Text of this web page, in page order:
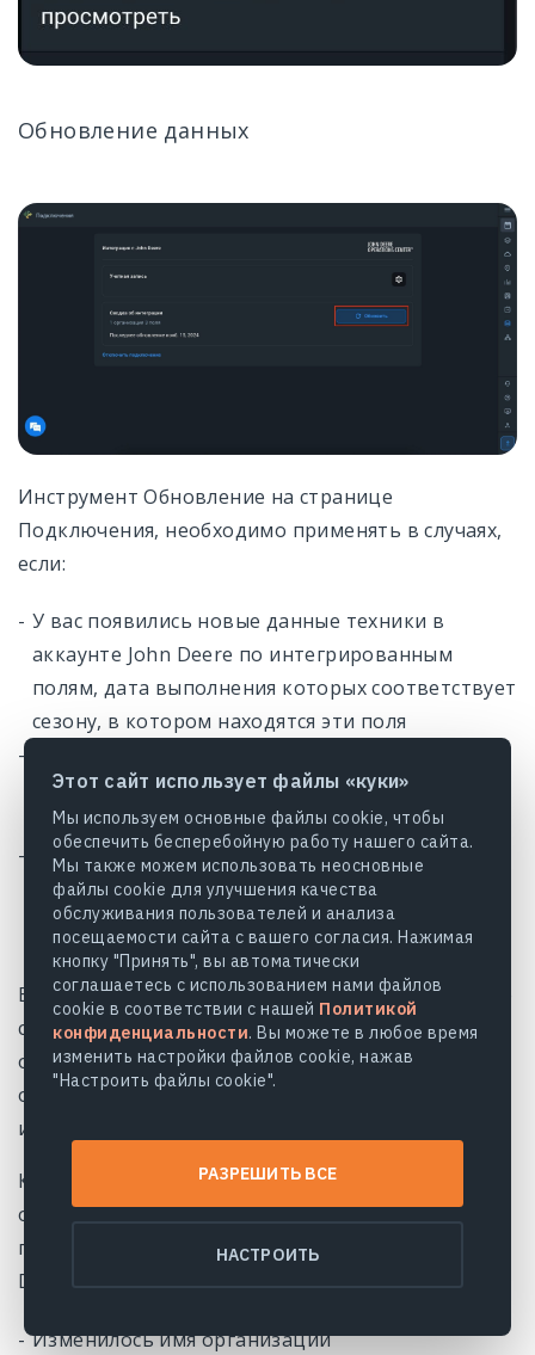
Этот сайт использует файлы «куки»
Мы используем основные файлы cookie, чтобы
обеспечить бесперебойную работу нашего сайта.
Мы также можем использовать неосновные
файлы cookie для улучшения качества
обслуживания пользователей и анализа
посещаемости сайта с вашего согласия. Нажимая
кнопку "Принять", вы автоматически
соглашаетесь с использованием нами файлов
cookie в соответствии с нашей Политикой
конфиденциальности. Вы можете в любое время
изменить настройки файлов cookie, нажав
"Настроить файлы cookie".
РАЗРЕШИТЬ ВСЕ
НАСТРОИТЬ
Обновление данных
Инструмент Обновление на странице
Подключения, необходимо применять в случаях,
если:
У вас появились новые данные техники в
аккаунте John Deere по интегрированным
полям, дата выполнения которых соответствует
сезону, в котором находятся эти поля
полей в аккаунте John Deere по
интегрированным полям
Вы добавили интегрированные поля в другой
сезон/сезоны и хотите в эти сезоны
интегрировать данные техники из аккаунта
John Deere по интегрированным полям
Вы нажимаете на кнопкуОбновить и после этого
система ищет обновления, которые были
описаны в начале этого пункта. Если такие
обновления присутствуют, они автоматически
интегрируются в EOSDA Crop Monitoring
Кнопка
на странице списка
организаций обновляет все изменения, которые
происходили с организациями в аккаунте John
Deere:
Изменилось имя организации